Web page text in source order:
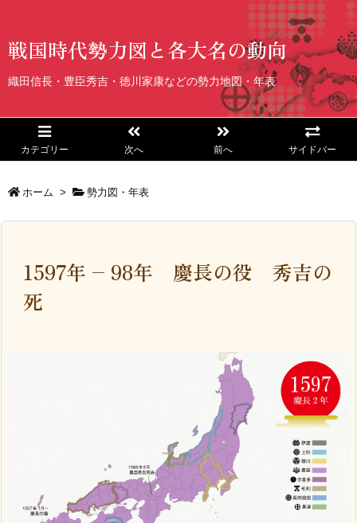
戦国時代勢力図と各大名の動向
織田信長・豊臣秀吉・徳川家康などの勢力地図・年表
カテゴリー 次へ 前へ サイドバー
ホーム > 勢力図・年表
1597年 – 98年 慶長の役 秀吉の
死